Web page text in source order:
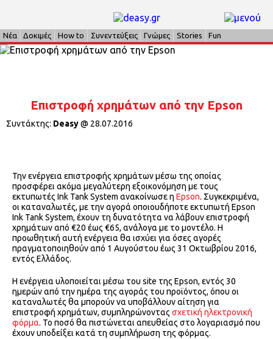
Νέα Δοκιμές How to Συνεντεύξεις Γνώμες Stories Fun
Επιστροφή χρημάτων από την Epson
Συντάκτης: Deasy@ 28.07.2016
Την ενέργεια επιστροφής χρημάτων μέσω της οποίας
προσφέρει ακόμα μεγαλύτερη εξοικονόμηση με τους
εκτυπωτές Ink Tank System ανακοίνωσε η Epson. Συγκεκριμένα,
οι καταναλωτές, με την αγορά οποιουδήποτε εκτυπωτή Epson
Ink Tank System, έχουν τη δυνατότητα να λάβουν επιστροφή
χρημάτων από €20 έως €65, ανάλογα με το μοντέλo. Η
προωθητική αυτή ενέργεια θα ισχύει για όσες αγορές
πραγματοποιηθούν από 1 Αυγούστου έως 31 Οκτωβρίου 2016,
εντός Ελλάδος.
H ενέργεια υλοποιείται μέσω του site της Epson, εντός 30
ημερών από την ημέρα της αγοράς του προϊόντος, όπου οι
καταναλωτές θα μπορούν να υποβάλλουν αίτηση για
επιστροφή χρημάτων, συμπληρώνοντας σχετική ηλεκτρονική
φόρμα. Το ποσό θα πιστώνεται απευθείας στο λογαριασμό που
έχουν υποδείξει κατά τη συμπλήρωση της φόρμας.